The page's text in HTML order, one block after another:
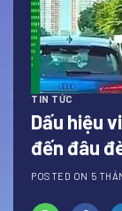
TIN TỨC
Dấu hiệu
đến đâu
POSTED ON 5